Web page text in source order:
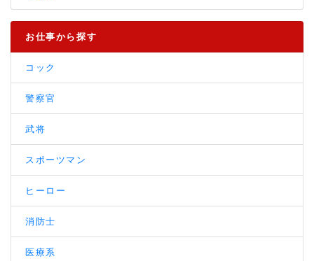
お仕事から探す
コック
警察官
武将
スポーツマン
ヒーロー
消防士
医療系